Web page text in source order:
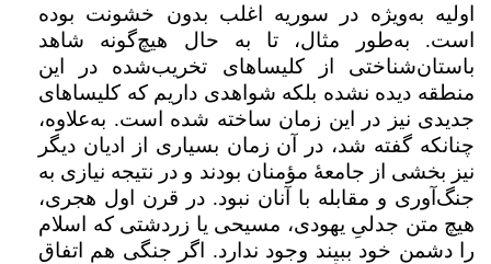
اولیه به‌ویژه در سوریه اغلب بدون خشونت بوده
است. به‌طور مثال، تا به حال هیچ‌گونه شاهد
باستان‌شناختی از کلیساهای تخریب‌شده در این
منطقه دیده نشده بلکه شواهدی داریم که کلیساهای
جدیدی نیز در این زمان ساخته شده است. به‌علاوه،
چنانکه گفته شد، در آن زمان بسیاری از ادیان دیگر
نیز بخشی از جامعۀ مؤمنان بودند و در نتیجه نیازی به
جنگ‌آوری و مقابله با آنان نبود. در قرن اول هجری،
هیچ متن جدلیِ یهودی، مسیحی یا زردشتی که اسلام
را دشمن خود ببیند وجود ندارد. اگر جنگی هم اتفاق